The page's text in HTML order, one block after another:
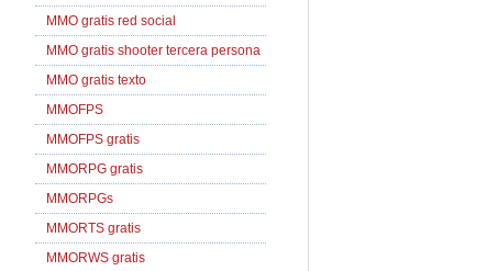
MMO gratis red social
MMO gratis shooter tercera persona
MMO gratis texto
MMOFPS
MMOFPS gratis
MMORPG gratis
MMORPGs
MMORTS gratis
MMORWS gratis